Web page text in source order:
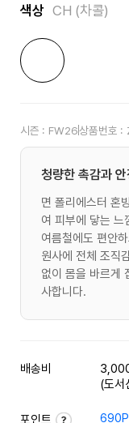
색상 CH (차콜)
시즌 : FW26상품번호 :
청량한 촉감과
면 폴리에스터 혼
여 피부에 닿는 느
여름철에도 편안
원사에 전체 조직
없이 몸을 바르게
사합니다.
배송비
(도
690P